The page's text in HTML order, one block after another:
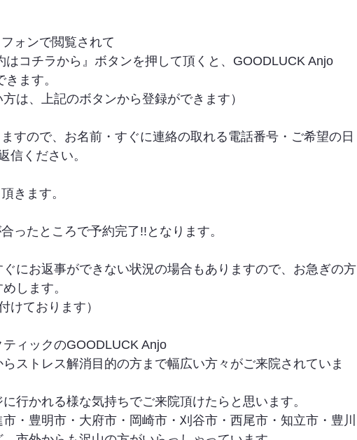
ォンで閲覧されて
コチラから』ボタンを押して頂くと、GOODLUCK Anjo
ます。
は、上記のボタンから登録ができます）
すので、お名前・すぐに連絡の取れる電話番号・ご希望の日
信ください。
きます。
ったところで予約完了!!となります。
にお返事ができない状況の場合もありますので、お急ぎの方
します。
けております）
ィックのGOODLUCK Anjo
ストレス解消目的の方まで幅広い方々がご来院されていま
行かれる様な気持ちでご来院頂けたらと思います。
・豊明市・大府市・岡崎市・刈谷市・西尾市・知立市・豊川